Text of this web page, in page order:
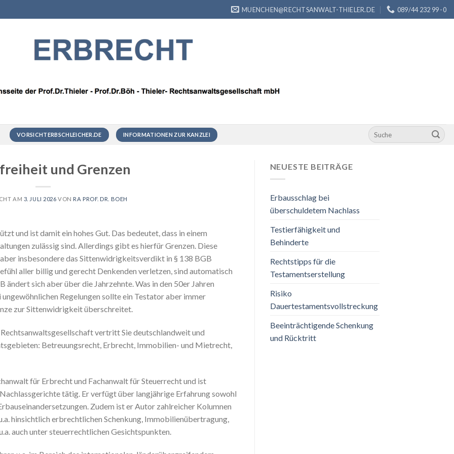
MUENCHEN@RECHTSANWALT-THIELER.DE 089/44 232 99 -0
VORSICHTERBSCHLEICHER.DE INFORMATIONEN ZUR KANZLEI
und Grenzen
AM 3. JULI 2026 VON RA PROF. DR. BOEH
und ist damit ein hohes Gut. Das bedeutet, dass in einem
zulässig sind. Allerdings gibt es hierfür Grenzen. Diese
insbesondere das Sittenwidrigkeitsverdikt in § 138 BGB
aller billig und gerecht Denkenden verletzen, sind automatisch
sich aber über die Jahrzehnte. Was in den 50er Jahren
Regelungen sollte ein Testator aber immer
zur Sittenwidrigkeit überschreitet.
vertritt Sie deutschlandweit und
Betreuungsrecht, Erbrecht, Immobilien- und Mietrecht,
für Erbrecht und Fachanwalt für Steuerrecht und ist
tätig. Er verfügt über langjährige Erfahrung sowohl
Zudem ist er Autor zahlreicher Kolumnen
hinsichtlich erbrechtlichen Schenkung, Immobilienübertragung,
auch unter steuerrechtlichen Gesichtspunkten.
NEUESTE BEITRÄGE
Erbausschlag bei
überschuldetem Nachlass
Testierfähigkeit und
Behinderte
Rechtstipps für die
Testamentserstellung
Risiko
Dauertestamentsvollstreckung
Beeinträchtigende Schenkung
und Rücktritt